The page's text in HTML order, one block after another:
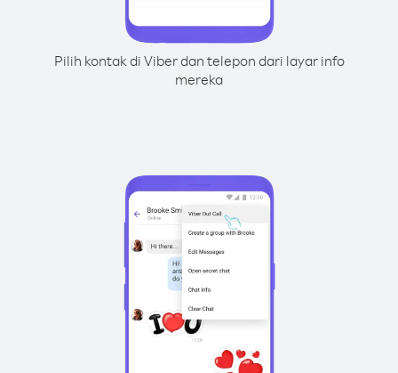
Pilih kontak di Viber dan telepon dari layar info
mereka